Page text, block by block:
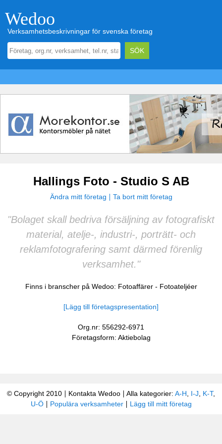
Wedoo
Verksamhetsbeskrivningar för svenska företag
Hallings Foto - Studio S AB
Ändra mitt företag Ta bort mitt företag
"Bolaget skall bedriva försäljning av fotografiskt
material, atelje-, industri-, porträtt- och
reklamfotografering samt därmed förenlig
verksamhet."
Finns i branscher på Wedoo: Fotoaffärer- Fotoateljéer
[Lägg till företagspresentation]
Org.nr: 556292-6971
Företagsform: Aktiebolag
© Copyright 2010 Kontakta Wedoo Alla kategorier: A-H I-J K-T,
U-Ö
Populära verksamheter Lägg till mitt företag